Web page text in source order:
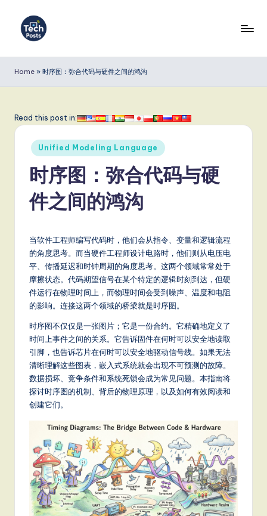
e
P
m
p
fi
d
C
hi
Home » 时序图：弥合代码与硬件之间的鸿沟
Read this post in:
Posted
in
Unified Modeling Language
时序图：弥合代码与硬
件之间的鸿沟
当软件工程师编写代码时，他们会从指令、变量和逻辑流程
的角度思考。而当硬件工程师设计电路时，他们则从电压电
平、传播延迟和时钟周期的角度思考。这两个领域常常处于
摩擦状态。代码期望信号在某个特定的逻辑时刻到达，但硬
件运行在物理时间上，而物理时间会受到噪声、温度和电阻
的影响。连接这两个领域的桥梁就是时序图。
时序图不仅仅是一张图片；它是一份合约。它精确地定义了
时间上事件之间的关系。它告诉固件在何时可以安全地读取
引脚，也告诉芯片在何时可以安全地驱动信号线。如果无法
清晰理解这些图表，嵌入式系统就会出现不可预测的故障。
数据损坏、竞争条件和系统死锁会成为常见问题。本指南将
探讨时序图的机制、背后的物理原理，以及如何有效阅读和
创建它们。